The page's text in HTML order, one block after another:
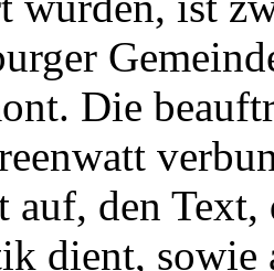
Die
auf, den
dient, sowie